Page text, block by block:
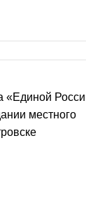
«Единой
местного